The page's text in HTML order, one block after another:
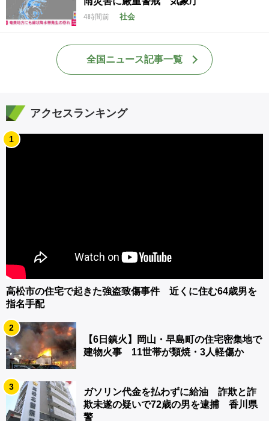
4時間前 社会
全国ニュース記事一覧
アクセスランキング
1
高松市の住宅で起きた強盗致傷事件 近くに住む64歳男を
指名手配
2
【6日鎮火】岡山・早島町の住宅密集地で
建物火事 11世帯が類焼・3人軽傷か
3
ガソリン代金を払わずに給油 詐欺と詐
欺未遂の疑いで72歳の男を逮捕 香川県
警